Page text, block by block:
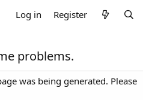
Log in Register
problems.
was being generated. Please